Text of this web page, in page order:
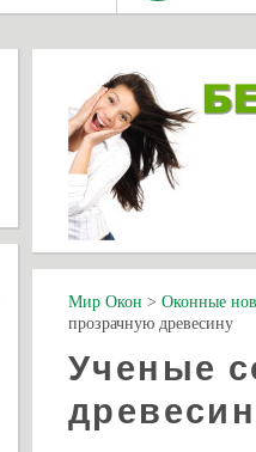
Мир Окон > Оконные
прозрачную древесину
Ученые